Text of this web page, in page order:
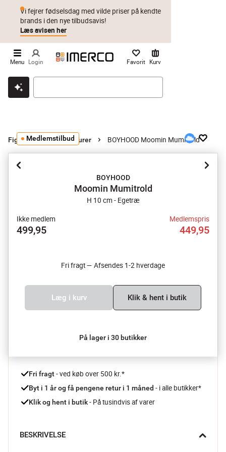
Klik & hent Byt i 1 år Prismatch
Vi fejrer fødselsdag med vilde priser på kendte
brands i den nye tilbudsavis!
Læs avisen her
Menu Login Favorit Kurv
Figurer Øvrige figurer BOYHOOD Moomin Mumitrold
Medlemstilbud
BOYHOOD
Moomin Mumitrold
H 10 cm - Egetræ
Ikke medlem
499,95
Medlemspris
449,95
Fri fragt — Afsendes 1-2 hverdage
Læg i kurv Klik & hent i butik
På lager i 30 butikker
Fri fragt - ved køb over 500 kr.*
Byt i 1 år og få pengene retur i 1 måned - i alle butikker*
Klik og hent i butik - På tusindvis af varer
BESKRIVELSE